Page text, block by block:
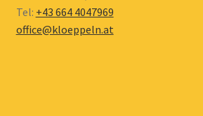
Tel: +43 664 4047969
office@kloeppeln.at